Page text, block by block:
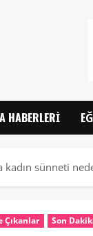
HABERLERI
kadın sünneti
Çıkanlar Son